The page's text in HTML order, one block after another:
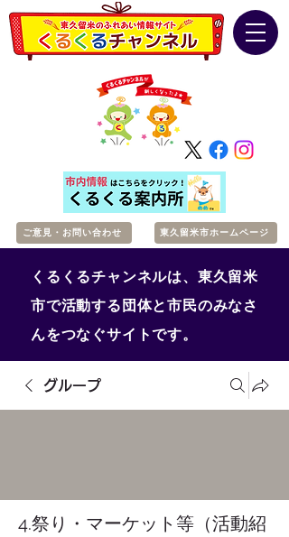
ご意見・お問い合わせ 東久留米市ホームページ
くるくるチャンネルは、東久留米
市で活動する団体と市民のみなさ
んをつなぐサイトです。
グループ
4.祭り・マーケット等（活動紹